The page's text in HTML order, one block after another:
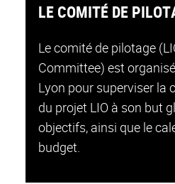
LE COMITÉ DE
Le comité de pilotage
Committee) est
Lyon pour superviser la
du projet LIO à son but
objectifs, ainsi que le
budget.